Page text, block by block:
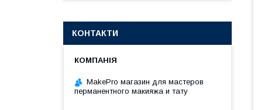
КОНТАКТИ
MakePro магазин для мастеров
перманентного макияжа и тату